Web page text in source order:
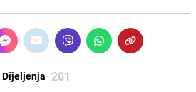
Dijeljenja 201